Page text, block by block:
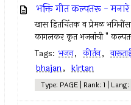
भक्ति गीत कल्पतरू -
खास हितचिंतक व प्रेमळ
कागलकर कृत भजनांची "
Tags: भजन, कीर्तन,
bhajan, kirtan
Type: PAGE | Rank: 1 |